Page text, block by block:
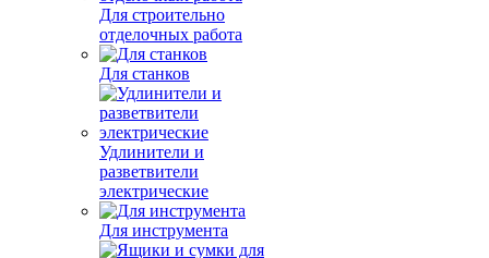
Для строительно
отделочных работа
Для станков
Удлинители и
разветвители
электрические
Для инструмента